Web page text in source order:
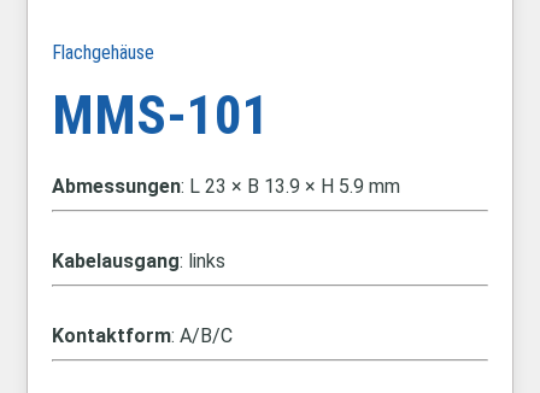
Flachgehäuse
MMS-101
Abmessungen: L 23 × B 13.9 × H 5.9 mm
Kabelausgang: links
Kontaktform: A/B/C